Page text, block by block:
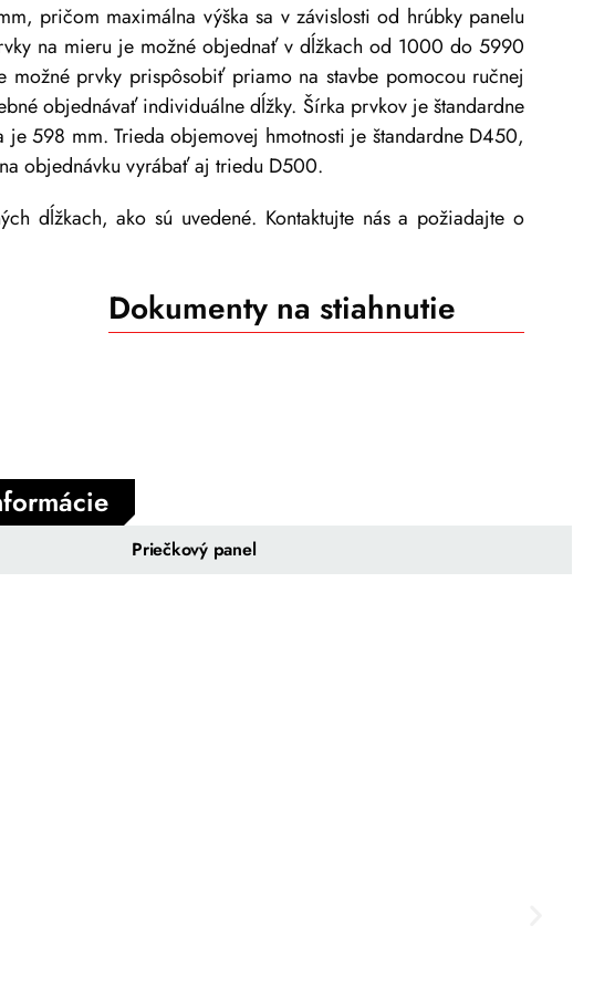
pričom maximálna výška sa v závislosti od hrúbky panelu
na mieru je možné objednať v dĺžkach od 1000 do 5990
prvky prispôsobiť priamo na stavbe pomocou ručnej
objednávať individuálne dĺžky. Šírka prvkov je štandardne
598 mm. Trieda objemovej hmotnosti je štandardne D450,
objednávku vyrábať aj triedu D500.
dĺžkach, ako sú uvedené. Kontaktujte nás a požiadajte o
Dokumenty na stiahnutie
Priečkový panel